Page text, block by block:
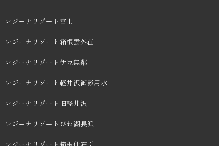
レジーナリゾート富士
レジーナリゾート箱根雲外荘
レジーナリゾート伊豆無鄰
レジーナリゾート軽井沢御影用水
レジーナリゾート旧軽井沢
レジーナリゾートびわ湖長浜